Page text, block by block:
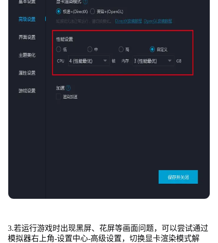
3.若运行游戏时出现黑屏、花屏等画面问题，可以尝试通过
模拟器右上角-设置中心-高级设置，切换显卡渲染模式解